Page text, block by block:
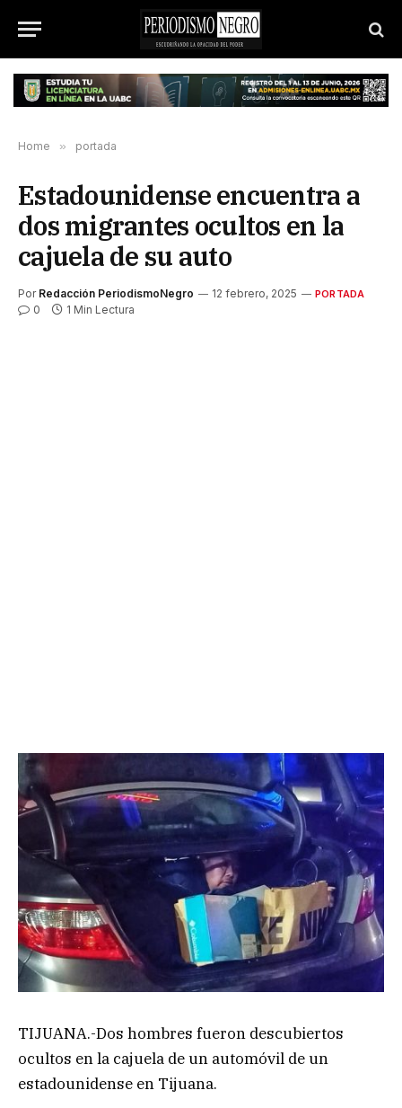
Home » portada
Estadounidense encuentra a
dos migrantes ocultos en la
cajuela de su auto
Por Redacción PeriodismoNegro 12 febrero, 2025 PORTADA
0 1 Min Lectura
TIJUANA.-Dos hombres fueron descubiertos
ocultos en la cajuela de un automóvil de un
estadounidense en Tijuana.